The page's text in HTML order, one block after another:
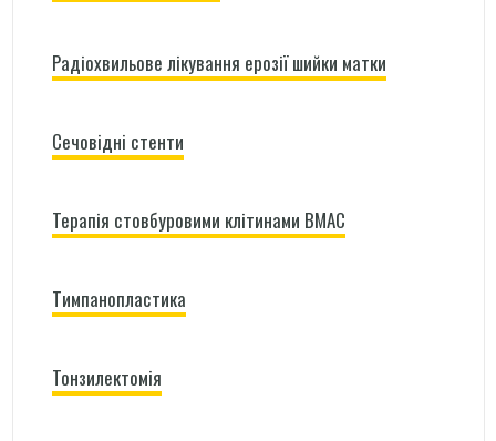
Радіохвильове лікування ерозії шийки матки
Сечовідні стенти
Терапія стовбуровими клітинами BMAC
Тимпанопластика
Тонзилектомія